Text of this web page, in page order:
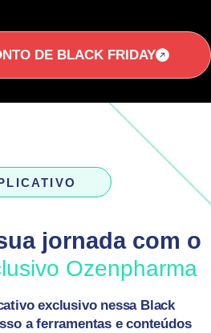
DE BLACK FRIDAY
jornada com o
Ozenpharma
exclusivo nessa Black
a ferramentas e conteúdos